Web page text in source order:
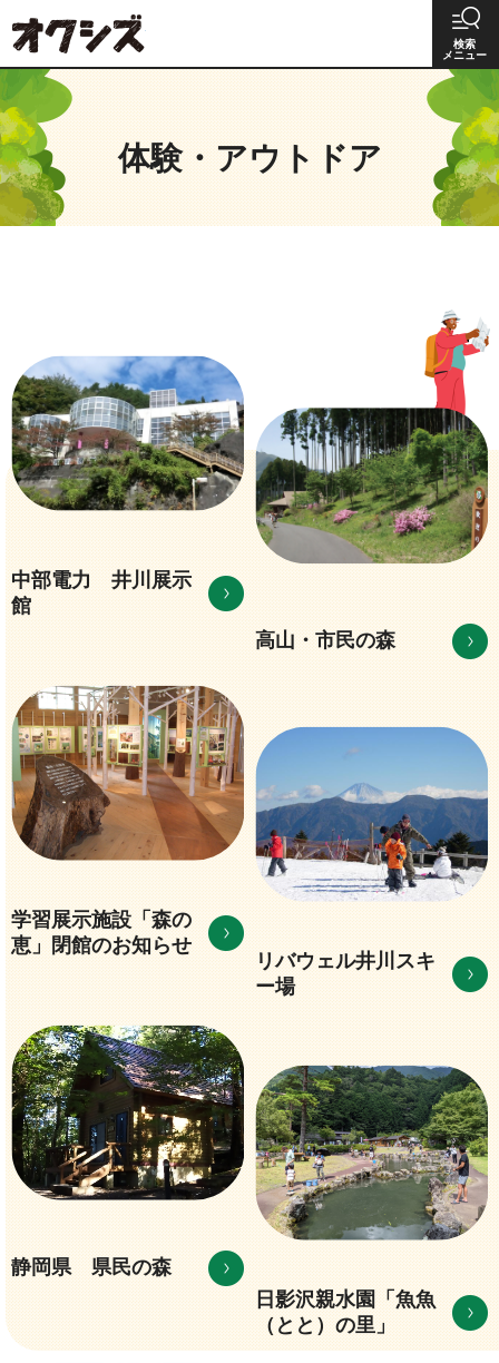
検索
メニュー
体験・アウトドア
中部電力 井川展示
館
高山・市民の森
学習展示施設「森の
恵」閉館のお知らせ
リバウェル井川スキ
ー場
静岡県 県民の森
日影沢親水園「魚魚
（とと）の里」